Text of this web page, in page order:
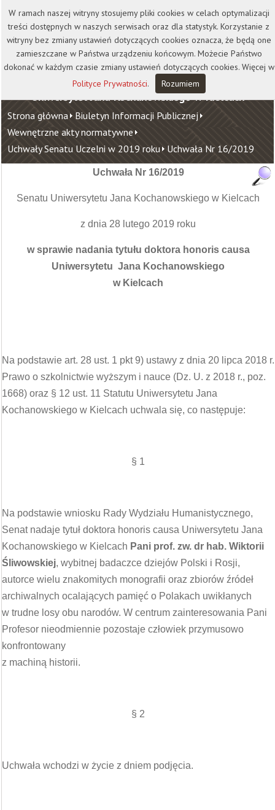
Kontakt Biblioteka
Wydawnictwo
Wirtualna Uczelnia
Uniwersytet Jana Kochanowskiego w Kielcach
Strona główna Biuletyn Informacji Publicznej
Wewnętrzne akty normatywne
Uchwały Senatu Uczelni w 2019 roku Uchwała Nr 16/2019
Uchwała Nr 16/2019
Senatu Uniwersytetu Jana Kochanowskiego w Kielcach
z dnia 28 lutego 2019 roku
w sprawie nadania tytułu doktora honoris causa
Uniwersytetu Jana Kochanowskiego
w Kielcach
Na podstawie art. 28 ust. 1 pkt 9) ustawy z dnia 20 lipca 2018 r.
Prawo o szkolnictwie wyższym i nauce (Dz. U. z 2018 r., poz.
1668) oraz § 12 ust. 11 Statutu Uniwersytetu Jana
Kochanowskiego w Kielcach uchwala się, co następuje:
§ 1
Na podstawie wniosku Rady Wydziału Humanistycznego,
Senat nadaje tytuł doktora honoris causa Uniwersytetu Jana
Kochanowskiego w Kielcach Pani prof. zw. dr hab. Wiktorii
Śliwowskiej, wybitnej badaczce dziejów Polski i Rosji,
autorce wielu znakomitych monografii oraz zbiorów źródeł
archiwalnych ocalających pamięć o Polakach uwikłanych
w trudne losy obu narodów. W centrum zainteresowania Pani
Profesor nieodmiennie pozostaje człowiek przymusowo
konfrontowany
z machiną historii.
§ 2
Uchwała wchodzi w życie z dniem podjęcia.
W ramach naszej witryny stosujemy pliki cookies w celach optymalizacji
treści dostępnych w naszych serwisach oraz dla statystyk. Korzystanie z
witryny bez zmiany ustawień dotyczących cookies oznacza, że będą one
zamieszczane w Państwa urządzeniu końcowym. Możecie Państwo
dokonać w każdym czasie zmiany ustawień dotyczących cookies. Więcej w
Polityce Prywatności. Rozumiem